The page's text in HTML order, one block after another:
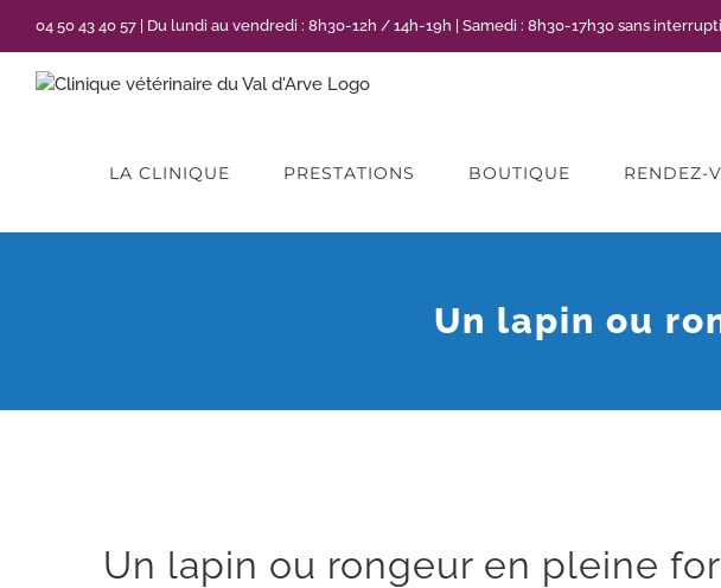
04 50 43 40 57 | Du lundi au vendredi : 8h30-12h / 14h-19h | Samedi : 8h30-17h30 sans
LA CLINIQUE PRESTATIONS BOUTIQUE RENDEZ-
Un lapin ou
agrandie
Un lapin ou rongeur en pleine